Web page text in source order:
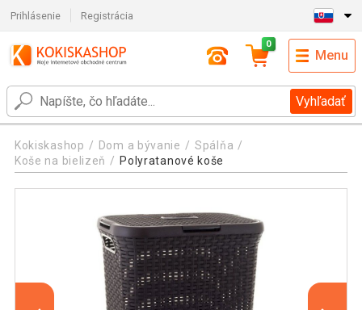
Prihlásenie Registrácia
Vyhľadať
0
Menu
Kokiskashop Dom a bývanie
Spálňa
Koše na bielizeň
Polyratanové koše